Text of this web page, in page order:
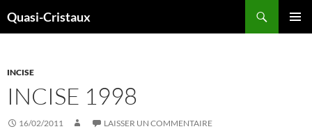
auQuasi-Cristaux
INCISE
INCISE 1998
16/02/2011 LAISSER UN COMMENTAIRE